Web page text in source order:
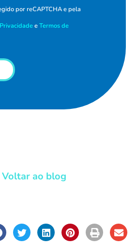
por reCAPTCHA e pela
eTermos de
Voltar ao blog